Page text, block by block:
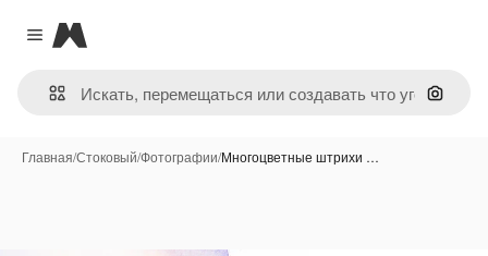
Close menu
Magnific
Поиск
Главная/Стоковый/Фотографии/Многоцветные штрихи …